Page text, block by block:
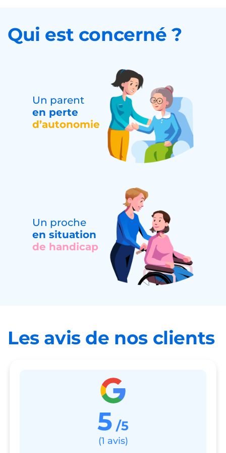
Qui est concerné ?
Un parent
en perte
d’autonomie
Un proche
en situation
de handicap
Les avis de nos clients
5 /5
(1 avis)